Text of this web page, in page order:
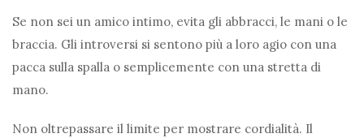
Se non sei un amico intimo, evita gli abbracci, le mani o le
braccia. Gli introversi si sentono più a loro agio con una
pacca sulla spalla o semplicemente con una stretta di
mano.
Non oltrepassare il limite per mostrare cordialità. Il